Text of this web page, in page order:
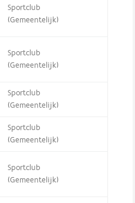
Sportclub
(Gemeentelijk)
Sportclub
(Gemeentelijk)
Sportclub
(Gemeentelijk)
Sportclub
(Gemeentelijk)
Sportclub
(Gemeentelijk)